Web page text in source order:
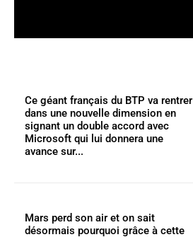
Ce géant français du BTP va rentrer
dans une nouvelle dimension en
signant un double accord avec
Microsoft qui lui donnera une
avance sur...
Mars perd son air et on sait
désormais pourquoi grâce à cette